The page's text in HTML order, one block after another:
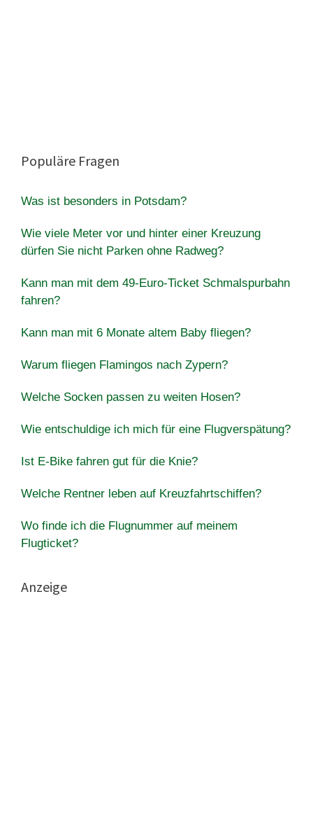
Populäre Fragen
Was ist besonders in Potsdam?
Wie viele Meter vor und hinter einer Kreuzung
dürfen Sie nicht Parken ohne Radweg?
Kann man mit dem 49-Euro-Ticket Schmalspurbahn
fahren?
Kann man mit 6 Monate altem Baby fliegen?
Warum fliegen Flamingos nach Zypern?
Welche Socken passen zu weiten Hosen?
Wie entschuldige ich mich für eine Flugverspätung?
Ist E-Bike fahren gut für die Knie?
Welche Rentner leben auf Kreuzfahrtschiffen?
Wo finde ich die Flugnummer auf meinem
Flugticket?
Anzeige